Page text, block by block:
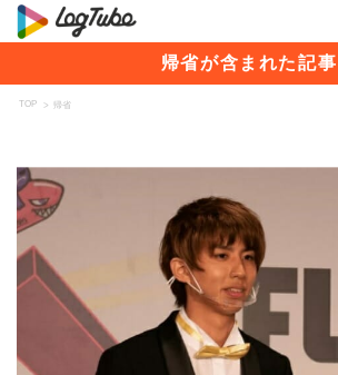
帰省が含まれた記事
TOP > 帰省